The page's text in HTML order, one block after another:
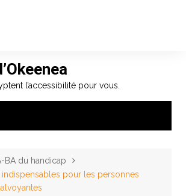
l’accessibilité pour vous.
BA du handicap
indispensables pour les personnes